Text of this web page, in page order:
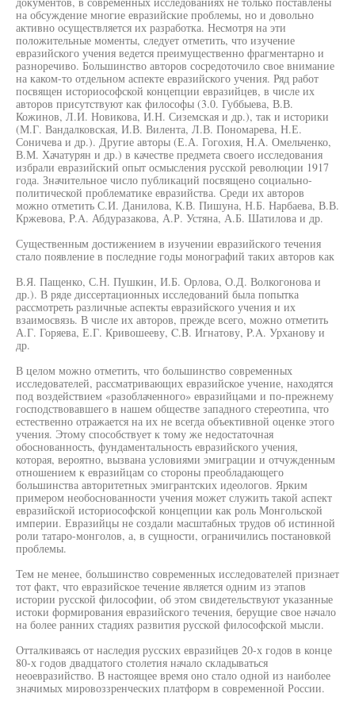
на обсуждение многие евразийские проблемы, но и довольно
активно осуществляется их разработка. Несмотря на эти
положительные моменты, следует отметить, что изучение
евразийского учения ведется преимущественно фрагментарно и
разноречиво. Большинство авторов сосредоточило свое внимание
на каком-то отдельном аспекте евразийского учения. Ряд работ
посвящен историософской концепции евразийцев, в числе их
авторов присутствуют как философы (3.0. Губбыева, В.В.
Кожинов, Л.И. Новикова, И.Н. Сиземская и др.), так и историки
(М.Г. Вандалковская, И.В. Вилента, Л.В. Пономарева, Н.Е.
Соничева и др.). Другие авторы (Е.А. Гогохия, H.A. Омельченко,
В.М. Хачатурян и др.) в качестве предмета своего исследования
избрали евразийский опыт осмысления русской революции 1917
года. Значительное число публикаций посвящено социально-
политической проблематике евразийства. Среди их авторов
можно отметить С.И. Данилова, К.В. Пишуна, Н.Б. Нарбаева, В.В.
Кржевова, P.A. Абдуразакова, А.Р. Устяна, А.Б. Шатилова и др.
Существенным достижением в изучении евразийского течения
стало появление в последние годы монографий таких авторов как
В.Я. Пащенко, С.Н. Пушкин, И.Б. Орлова, О.Д. Волкогонова и
др.). В ряде диссертационных исследований была попытка
рассмотреть различные аспекты евразийского учения и их
взаимосвязь. В числе их авторов, прежде всего, можно отметить
А.Г. Горяева, Е.Г. Кривошееву, C.B. Игнатову, P.A. Урханову и
др.
В целом можно отметить, что большинство современных
исследователей, рассматривающих евразийское учение, находятся
под воздействием «разоблаченного» евразийцами и по-прежнему
господствовавшего в нашем обществе западного стереотипа, что
естественно отражается на их не всегда объективной оценке этого
учения. Этому способствует к тому же недостаточная
обоснованность, фундаментальность евразийского учения,
которая, вероятно, вызвана условиями эмиграции и отчужденным
отношением к евразийцам со стороны преобладающего
большинства авторитетных эмигрантских идеологов. Ярким
примером необоснованности учения может служить такой аспект
евразийской историософской концепции как роль Монгольской
империи. Евразийцы не создали масштабных трудов об истинной
роли татаро-монголов, а, в сущности, ограничились постановкой
проблемы.
Тем не менее, большинство современных исследователей признает
тот факт, что евразийское течение является одним из этапов
истории русской философии, об этом свидетельствуют указанные
истоки формирования евразийского течения, берущие свое начало
на более ранних стадиях развития русской философской мысли.
Отталкиваясь от наследия русских евразийцев 20-х годов в конце
80-х годов двадцатого столетия начало складываться
неоевразийство. В настоящее время оно стало одной из наиболее
значимых мировоззренческих платформ в современной России.